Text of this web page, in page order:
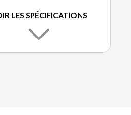
LES SPÉCIFICATIONS